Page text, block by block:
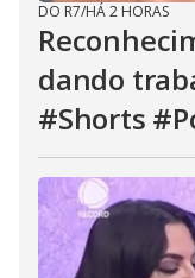
DO R7/HÁ 2 HORAS
dando
#Shorts